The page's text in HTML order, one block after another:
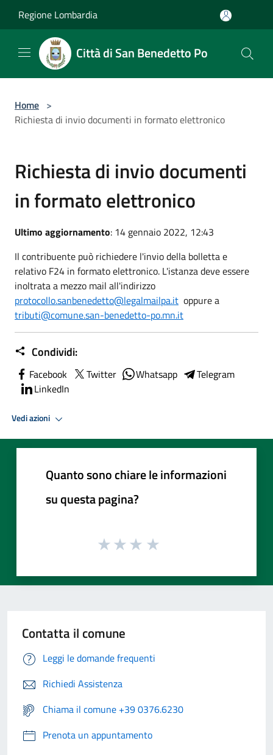
Regione Lombardia
Città di San Benedetto Po
Home >
Richiesta di invio documenti in formato elettronico
Richiesta di invio documenti
in formato elettronico
Ultimo aggiornamento: 14 gennaio 2022, 12:43
Il contribuente può richiedere l'invio della bolletta e
relativo F24 in formato elettronico. L'istanza deve essere
inoltrata a mezzo mail all'indirizzo
protocollo.sanbenedetto@legalmailpa.it oppure a
tributi@comune.san-benedetto-po.mn.it
Condividi:
Facebook Twitter Whatsapp
Telegram
LinkedIn
Vedi azioni
Quanto sono chiare le informazioni
su questa pagina?
Contatta il comune
Leggi le domande frequenti
Richiedi Assistenza
Chiama il comune +39 0376.6230
Prenota un appuntamento